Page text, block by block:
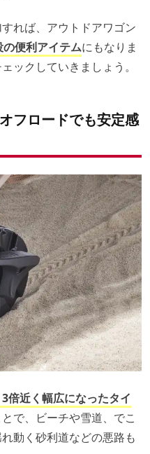
れば、アウトドアワゴン
の便利アイテムにもなりま
ックしていきましょう。
フロードでも安定感
倍近く幅広になったタイ
で、ビーチや雪道、でこ
動く砂利道などの悪路も